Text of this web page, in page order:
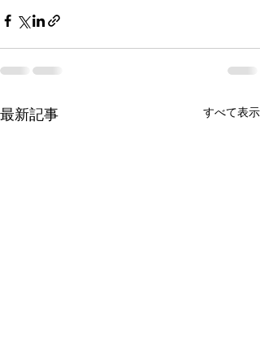
最新記事 すべて表示